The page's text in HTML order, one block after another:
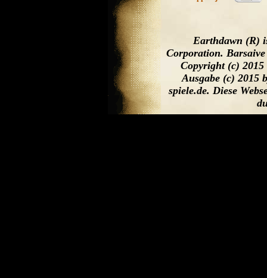
Earthdawn (R)
Corporation.
Copyright (c)
Ausgabe (c) 2015
spiele.de. Diese